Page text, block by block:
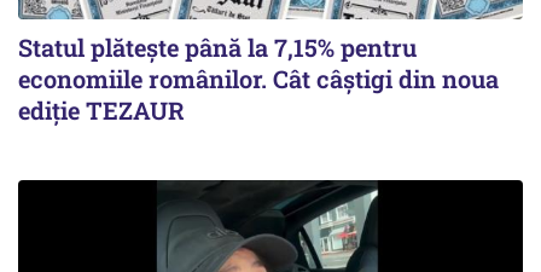
Statul plătește până la 7,15% pentru
economiile românilor. Cât câștigi din noua
ediție TEZAUR